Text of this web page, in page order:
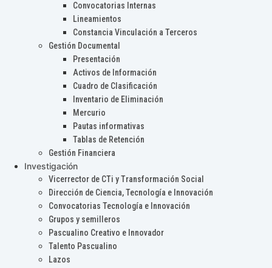
Convocatorias Internas
Lineamientos
Constancia Vinculación a Terceros
Gestión Documental
Presentación
Activos de Información
Cuadro de Clasificación
Inventario de Eliminación
Mercurio
Pautas informativas
Tablas de Retención
Gestión Financiera
Investigación
Vicerrector de CTi y Transformación Social
Dirección de Ciencia, Tecnología e Innovación
Convocatorias Tecnología e Innovación
Grupos y semilleros
Pascualino Creativo e Innovador
Talento Pascualino
Lazos